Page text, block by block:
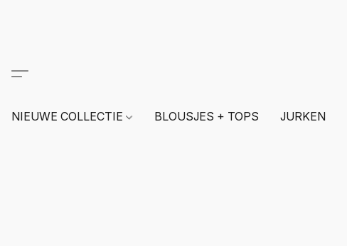
NIEUWE COLLECTIE BLOUSJES + TOPS JURKEN